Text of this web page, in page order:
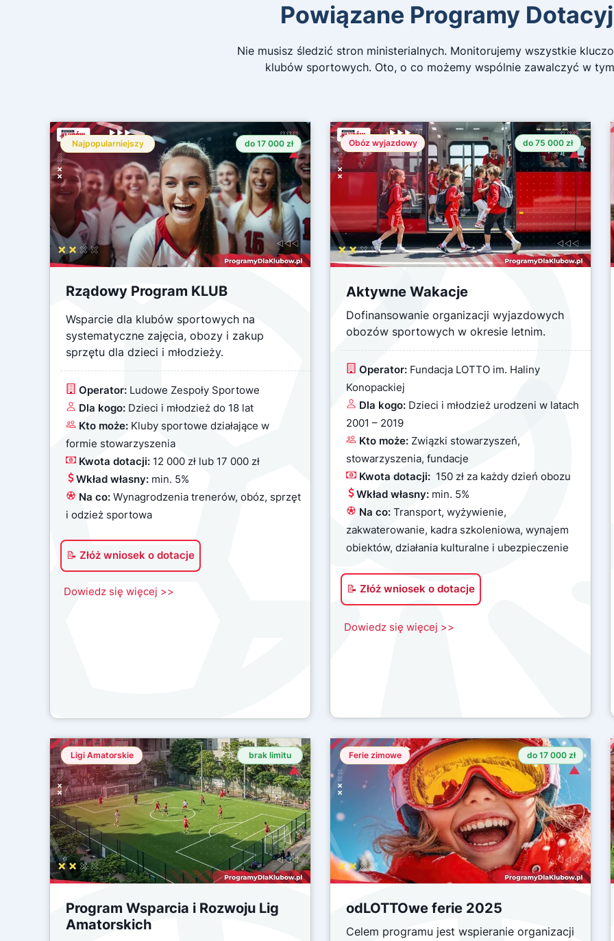
Ferie zimowe do 17 000 zł
odLOTTOwe ferie 2025
Celem programu jest wspieranie organizacji
Ligi Amatorskie brak limitu
Program Wsparcia i Rozwoju Lig
Amatorskich
Obóz wyjazdowy do 75 000 zł
Aktywne Wakacje
Operator: Fundacja LOTTO im. Haliny
Konopackiej
Dla kogo: Dzieci i młodzież urodzeni w latach
2001 – 2019
Kto może: Związki stowarzyszeń,
stowarzyszenia, fundacje
Kwota dotacji: 150 zł za każdy dzień obozu
Wkład własny: min. 5%
Na co: Transport, wyżywienie,
zakwaterowanie, kadra szkoleniowa, wynajem
obiektów, działania kulturalne i ubezpieczenie
Dofinansowanie organizacji wyjazdowych
obozów sportowych w okresie letnim.
📝 Złóż wniosek o dotacje
Dowiedz się więcej >>
Najpopularniejszy do 17 000 zł
Rządowy Program KLUB
Operator: Ludowe Zespoły Sportowe
Dla kogo: Dzieci i młodzież do 18 lat
Kto może: Kluby sportowe działające w
formie stowarzyszenia
Kwota dotacji: 12 000 zł lub 17 000 zł
Wkład własny: min. 5%
Na co: Wynagrodzenia trenerów, obóz, sprzęt
i odzież sportowa
Wsparcie dla klubów sportowych na
systematyczne zajęcia, obozy i zakup
sprzętu dla dzieci i młodzieży.
Dowiedz się więcej >>
📝 Złóż wniosek o dotacje
Nie musisz śledzić stron ministerialnych. Monitorujemy wszystkie
klubów sportowych. Oto, o co możemy wspólnie zawalczyć w
Powiązane Programy